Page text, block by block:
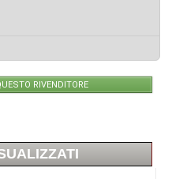
RIVENDITORE